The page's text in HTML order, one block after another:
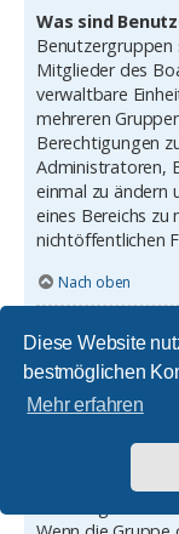
Diese Website
bestmöglichen
Mehr erfahren
Was sind
Benutzergruppen
Mitglieder des
verwaltbare
mehreren
Berechtigungen
Administratoren,
einmal zu ändern
eines Bereichs zu
nichtöffentlichen
Nach oben
Wo finde ich
ihnen bei?
Du findest die
im persönlichen
Schaltfläche
offen. Einige